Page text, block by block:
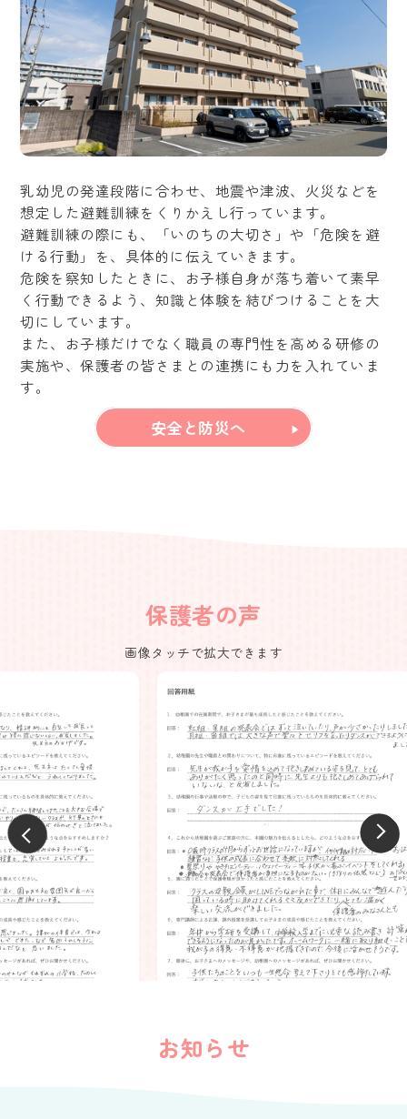
乳幼児の発達段階に合わせ、地震や津波、火災などを
想定した避難訓練をくりかえし行っています。
避難訓練の際にも、「いのちの大切さ」や「危険を避
ける行動」を、具体的に伝えていきます。
危険を察知したときに、お子様自身が落ち着いて素早
く行動できるよう、知識と体験を結びつけることを大
切にしています。
また、お子様だけでなく職員の専門性を高める研修の
実施や、保護者の皆さまとの連携にも力を入れていま
す。
安全と防災へ
保護者の声
画像タッチで拡大できます
お知らせ